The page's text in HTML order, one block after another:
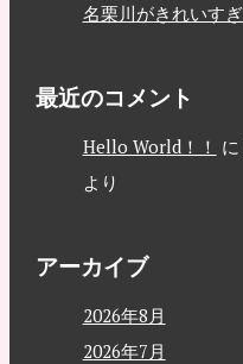
名栗川がきれいす
最近のコメント
Hello World！！ に
より
アーカイブ
2026年8月
2026年7月